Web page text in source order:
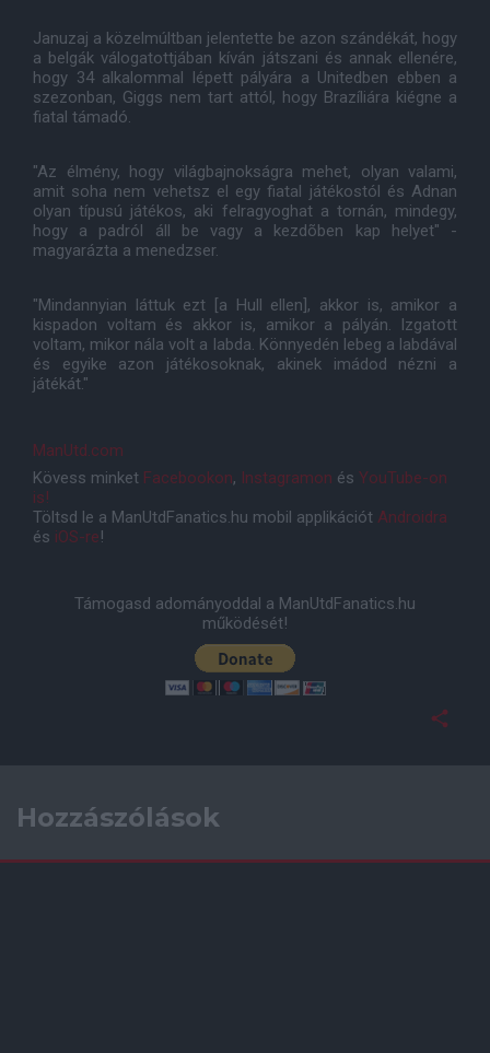
Januzaj a közelmúltban jelentette be azon szándékát, hogy
a belgák válogatottjában kíván játszani és annak ellenére,
hogy 34 alkalommal lépett pályára a Unitedben ebben a
szezonban, Giggs nem tart attól, hogy Brazíliára kiégne a
fiatal támadó.
"Az élmény, hogy világbajnokságra mehet, olyan valami,
amit soha nem vehetsz el egy fiatal játékostól és Adnan
olyan típusú játékos, aki felragyoghat a tornán, mindegy,
hogy a padról áll be vagy a kezdõben kap helyet" -
magyarázta a menedzser.
"Mindannyian láttuk ezt [a Hull ellen], akkor is, amikor a
kispadon voltam és akkor is, amikor a pályán. Izgatott
voltam, mikor nála volt a labda. Könnyedén lebeg a labdával
és egyike azon játékosoknak, akinek imádod nézni a
játékát."
ManUtd.com
Kövess minket Facebookon, Instagramon és YouTube-on
is!
Töltsd le a ManUtdFanatics.hu mobil applikációt Androidra
és iOS-re!
Támogasd adományoddal a ManUtdFanatics.hu
működését!
Hozzászólások